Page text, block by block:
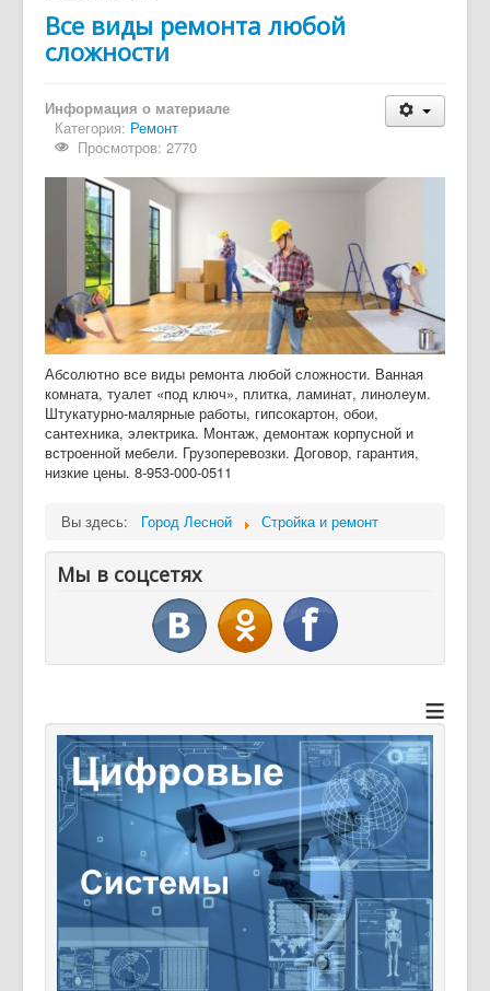
Все виды ремонта любой
сложности
Информация о материале
Категория: Ремонт
Просмотров: 2770
Абсолютно все виды ремонта любой сложности. Ванная
комната, туалет «под ключ», плитка, ламинат, линолеум.
Штукатурно-малярные работы, гипсокартон, обои,
сантехника, электрика. Монтаж, демонтаж корпусной и
встроенной мебели. Грузоперевозки. Договор, гарантия,
низкие цены. 8-953-000-0511
Вы здесь: Город Лесной Стройка и ремонт
Мы в соцсетях
≡